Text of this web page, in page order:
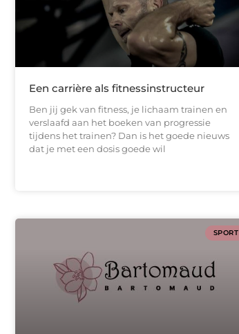
Een carrière als fitnessinstructeur
Ben jij gek van fitness, je lichaam trainen en
verslaafd aan het boeken van progressie
tijdens het trainen? Dan is het goede nieuws
dat je met een dosis goede wil
SPORT